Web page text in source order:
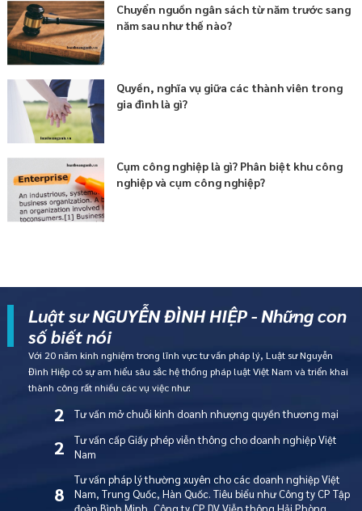
Chuyển nguồn ngân sách từ năm trước sang
năm sau như thế nào?
Quyền, nghĩa vụ giữa các thành viên trong
gia đình là gì?
Cụm công nghiệp là gì? Phân biệt khu công
nghiệp và cụm công nghiệp?
Luật sư NGUYỄN ĐÌNH HIỆP - Những con
số biết nói
Với 20 năm kinh nghiệm trong lĩnh vực tư vấn pháp lý, Luật sư Nguyễn
Đình Hiệp có sự am hiểu sâu sắc hệ thống pháp luật Việt Nam và triển khai
thành công rất nhiều các vụ việc như:
2 Tư vấn mở chuỗi kinh doanh nhượng quyền thương mại
2
Tư vấn cấp Giấy phép viễn thông cho doanh nghiệp Việt
Nam
8
Tư vấn pháp lý thường xuyên cho các doanh nghiệp Việt
Nam, Trung Quốc, Hàn Quốc. Tiêu biểu như Công ty CP Tập
đoàn Bình Minh, Công ty CP DV Viễn thông Hải Phòng
ưv nmiễnphín gay Chatvới luậtsư